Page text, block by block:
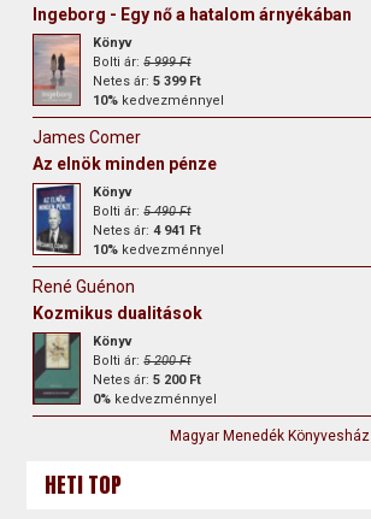
Ingeborg - Egy nő a hatalom árnyékában
Könyv
Bolti ár:5 999 Ft
Netes ár:5 399 Ft
10% kedvezménnyel
James Comer
Az elnök minden pénze
Könyv
Bolti ár:5 490 Ft
Netes ár:4 941 Ft
10% kedvezménnyel
René Guénon
Kozmikus dualitások
Könyv
Bolti ár:5 200 Ft
Netes ár:5 200 Ft
0% kedvezménnyel
Magyar Menedék Könyvesház
HETI TOP